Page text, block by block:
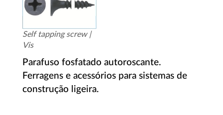
Self tapping screw |
Vis
Parafuso fosfatado autoroscante.
Ferragens e acessórios para sistemas de
construção ligeira.